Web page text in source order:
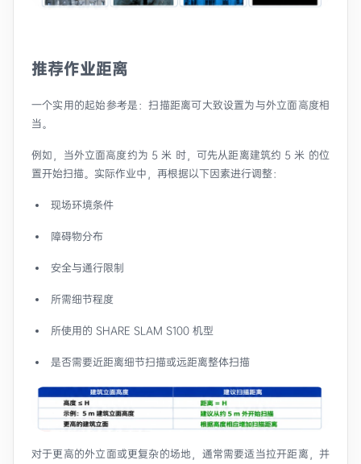
推荐作业距离
一个实用的起始参考是：扫描距离可大致设置为与外立面高度相
当。
例如，当外立面高度约为 5 米 时，可先从距离建筑约 5 米 的位
置开始扫描。实际作业中，再根据以下因素进行调整：
现场环境条件
障碍物分布
安全与通行限制
所需细节程度
所使用的 SHARE SLAM S100 机型
是否需要近距离细节扫描或远距离整体扫描
对于更高的外立面或更复杂的场地，通常需要适当拉开距离，并